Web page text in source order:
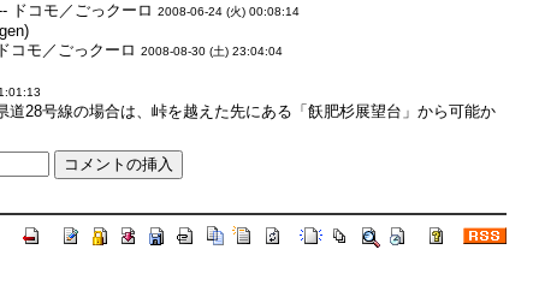
ドコモ／ごっクーロ2008-06-24 (火) 00:08:14
コモ／ごっクーロ2008-08-30 (土) 23:04:04
28号線の場合は、峠を越えた先にある「飫肥杉展望台」から可能か